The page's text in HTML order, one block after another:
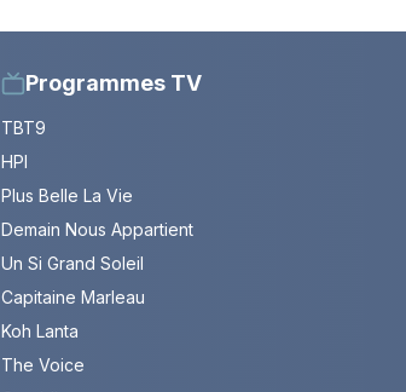
Programmes TV
TBT9
HPI
Plus Belle La Vie
Demain Nous Appartient
Un Si Grand Soleil
Capitaine Marleau
Koh Lanta
The Voice